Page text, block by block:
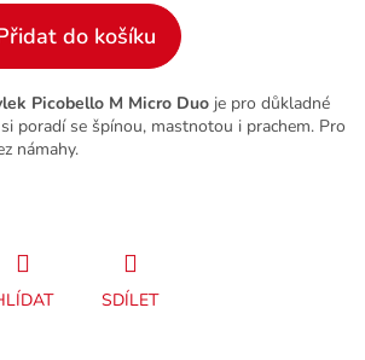
do košíku
Picobello M Micro Duo je pro důkladné
poradí se špínou, mastnotou i prachem. Pro
námahy.
SDÍLET